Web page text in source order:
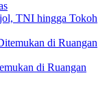
TNI hingga Tokoh
di Ruangan